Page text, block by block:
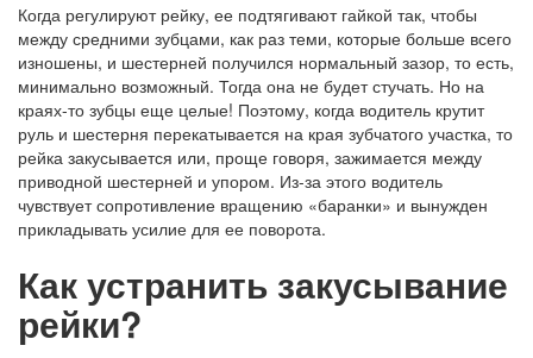
Когда регулируют рейку, ее подтягивают гайкой так, чтобы
между средними зубцами, как раз теми, которые больше всего
изношены, и шестерней получился нормальный зазор, то есть,
минимально возможный. Тогда она не будет стучать. Но на
краях-то зубцы еще целые! Поэтому, когда водитель крутит
руль и шестерня перекатывается на края зубчатого участка, то
рейка закусывается или, проще говоря, зажимается между
приводной шестерней и упором. Из-за этого водитель
чувствует сопротивление вращению «баранки» и вынужден
прикладывать усилие для ее поворота.
Как устранить закусывание
рейки?